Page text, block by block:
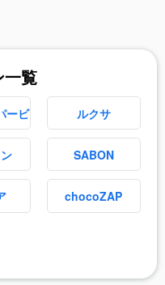
一覧
ービ
ルクサ
SABON
chocoZAP